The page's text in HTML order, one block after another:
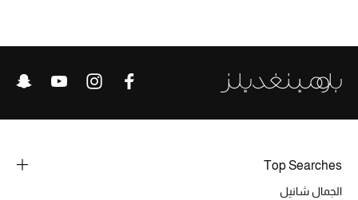
خصومات
الموسم الجديد
Top Searches
الجمال شانيل